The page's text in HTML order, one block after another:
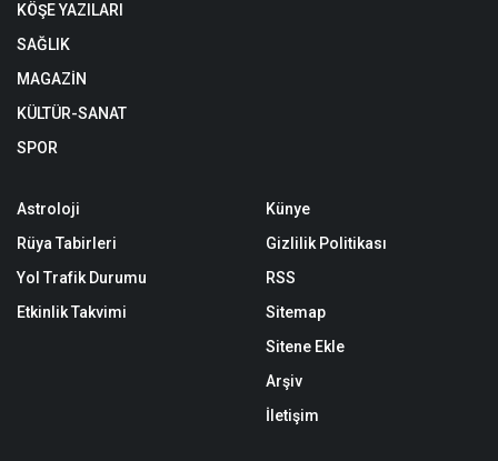
KÖŞE YAZILARI
SAĞLIK
MAGAZİN
KÜLTÜR-SANAT
SPOR
Astroloji
Rüya Tabirleri
Yol Trafik Durumu
Etkinlik Takvimi
Künye
Gizlilik Politikası
RSS
Sitemap
Sitene Ekle
Arşiv
İletişim